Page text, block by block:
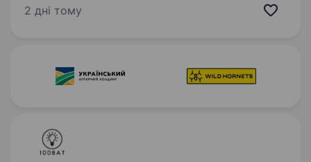
від планування до здачі об'єкта
2 дні тому